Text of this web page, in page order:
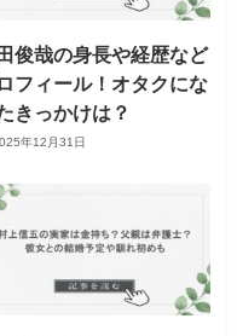
俊哉の身長や経歴など
フィール！オタクにな
きっかけは？
年12月31日